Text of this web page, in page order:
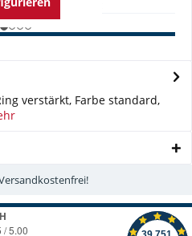
verstärkt, Farbe standard,